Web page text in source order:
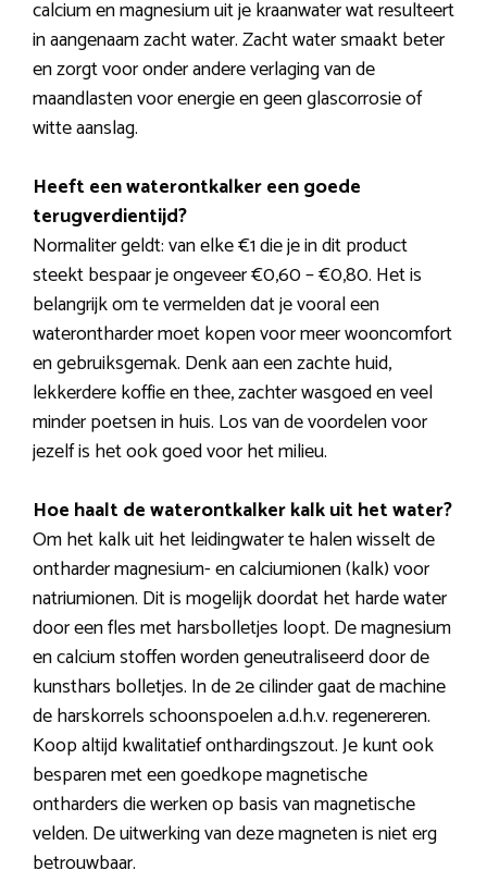
calcium en magnesium uit je kraanwater wat resulteert
in aangenaam zacht water. Zacht water smaakt beter
en zorgt voor onder andere verlaging van de
maandlasten voor energie en geen glascorrosie of
witte aanslag.
Heeft een waterontkalker een goede
terugverdientijd?
Normaliter geldt: van elke €1 die je in dit product
steekt bespaar je ongeveer €0,60 – €0,80. Het is
belangrijk om te vermelden dat je vooral een
waterontharder moet kopen voor meer wooncomfort
en gebruiksgemak. Denk aan een zachte huid,
lekkerdere koffie en thee, zachter wasgoed en veel
minder poetsen in huis. Los van de voordelen voor
jezelf is het ook goed voor het milieu.
Hoe haalt de waterontkalker kalk uit het water?
Om het kalk uit het leidingwater te halen wisselt de
ontharder magnesium- en calciumionen (kalk) voor
natriumionen. Dit is mogelijk doordat het harde water
door een fles met harsbolletjes loopt. De magnesium
en calcium stoffen worden geneutraliseerd door de
kunsthars bolletjes. In de 2e cilinder gaat de machine
de harskorrels schoonspoelen a.d.h.v. regenereren.
Koop altijd kwalitatief onthardingszout. Je kunt ook
besparen met een goedkope magnetische
ontharders die werken op basis van magnetische
velden. De uitwerking van deze magneten is niet erg
betrouwbaar.